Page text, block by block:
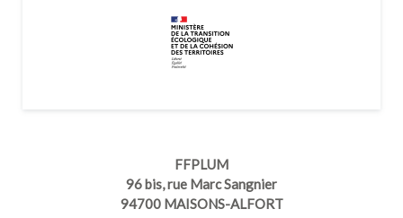
FFPLUM
96 bis, rue Marc Sangnier
94700 MAISONS-ALFORT